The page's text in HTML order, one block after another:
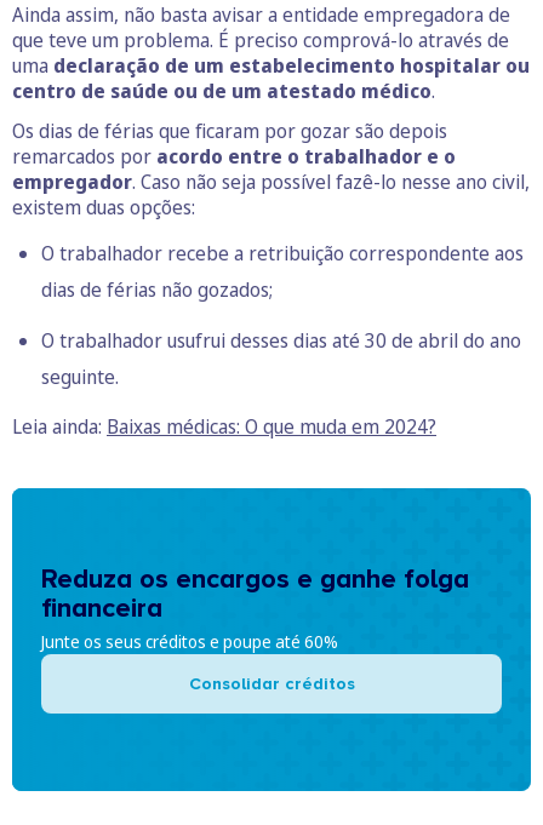
Ainda assim, não basta avisar a entidade empregadora de
que teve um problema. É preciso comprová-lo através de
uma declaração de um estabelecimento hospitalar ou
centro de saúde ou de um atestado médico.
Os dias de férias que ficaram por gozar são depois
remarcados por acordo entre o trabalhador e o
empregador. Caso não seja possível fazê-lo nesse ano civil,
existem duas opções:
O trabalhador recebe a retribuição correspondente aos
dias de férias não gozados;
O trabalhador usufrui desses dias até 30 de abril do ano
seguinte.
Leia ainda: Baixas médicas: O que muda em 2024?
Reduza os encargos e ganhe folga
financeira
Junte os seus créditos e poupe até 60%
Consolidar créditos